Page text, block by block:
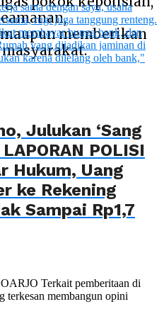
memberikan
Julukan ‘Sang
POLISI
Hukum, Uang
ke Rekening
Sampai Rp1,7
Terkait pemberitaan di
terkesan membangun opini